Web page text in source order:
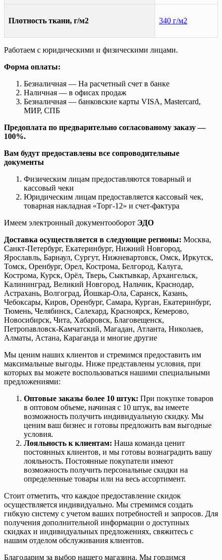
Плотность ткани, г/м2 340 г/м2
Работаем с юридическими и физическими лицами.
Форма оплаты:
Безналичная — На расчетный счет в банке
Наличная — в офисах продаж
Безналичная — банковские карты VISA, Mastercard,
МИР, СПБ
Предоплата по предварительно согласованому заказу —
100%.
Вам будут предоставлены все сопроводительные
документы
Физическим лицам предоставляются товарный и
кассовый чеки
Юридическим лицам предоставляется кассовый чек,
товарная накладная «Торг-12» и счет-фактура
Имеем электронный документооборот ЭДО
Доставка осуществляется в следующие регионы: Москва,
Санкт-Петербург, Екатеринбург, Нижний Новгород,
Ярославль, Барнаул, Сургут, Нижневартовск, Омск, Иркутск,
Томск, Оренбург, Орел, Кострома, Белгород, Калуга,
Кострома, Курск, Орёл, Тверь, Сыктывкар, Архангельск,
Калининград, Великий Новгород, Нальчик, Краснодар,
Астрахань, Волгоград, Йошкар-Ола, Саранск, Казань,
Чебоксары, Киров, Оренбург, Самара, Курган, Екатеринбург,
Тюмень, Челябинск, Салехард, Красноярск, Кемерово,
Новосибирск, Чита, Хабаровск, Благовещенск,
Петропавловск-Камчатский, Магадан, Атланта, Николаев,
Алматы, Астана, Караганда и многие другие
Мы ценим наших клиентов и стремимся предоставить им
максимальные выгоды. Ниже представлены условия, при
которых вы можете воспользоваться нашими специальными
предложениями:
Оптовые заказы более 10 штук: При покупке товаров
в оптовом объеме, начиная с 10 штук, вы имеете
возможность получить индивидуальную скидку. Мы
ценим ваш бизнес и готовы предложить вам выгодные
условия.
Лояльность к клиентам: Наша команда ценит
постоянных клиентов, и мы готовы вознаградить вашу
лояльность. Постоянные покупатели имеют
возможность получить персональные скидки на
определенные товары или на весь ассортимент.
Стоит отметить, что каждое предоставление скидок
осуществляется индивидуально. Мы стремимся создать
гибкую систему с учетом ваших потребностей и запросов. Для
получения дополнительной информации о доступных
скидках и индивидуальных предложениях, свяжитесь с
нашим отделом обслуживания клиентов.
Благодарим за выбор нашего магазина. Мы гордимся